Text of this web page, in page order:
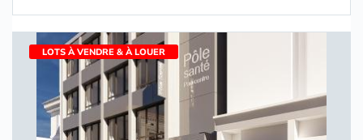
LOTS À VENDRE & À LOUER